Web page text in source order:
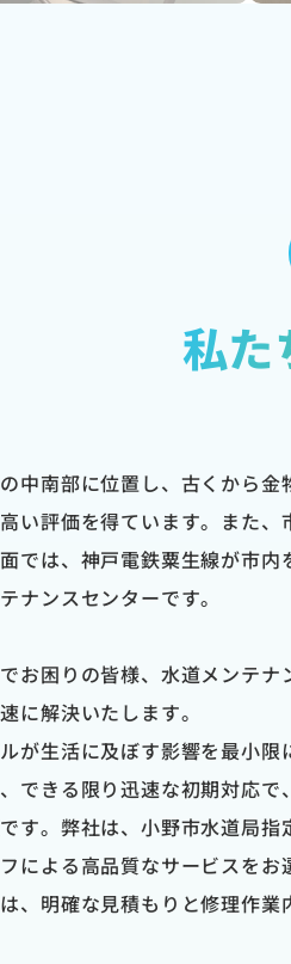
私た
中南部に位置し、古くから
い評価を得ています。また
では、神戸電鉄粟生線が市
ナンスセンターです。
お困りの皆様、水道メンテ
に解決いたします。
が生活に及ぼす影響を最小限
できる限り迅速な初期対応
す。弊社は、小野市水道局
による高品質なサービスをお
、明確な見積もりと修理作